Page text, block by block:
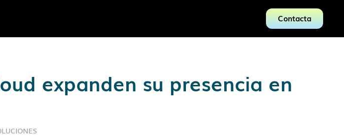
Contacta
expanden su presencia en